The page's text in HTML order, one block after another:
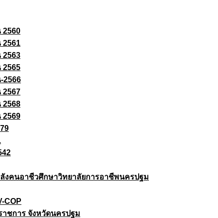
2560
2561
2563
2565
2566
2567
2568
2569
งคนอาชีวศึกษาวิทยาลัยการอาชีพนครปฐม
COP
าชการ จังหวัดนครปฐม